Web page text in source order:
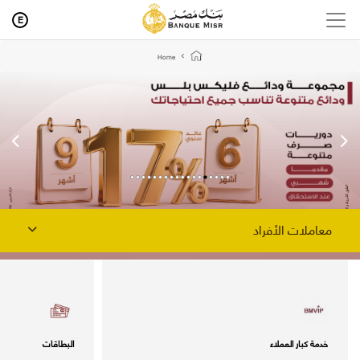
E
Home
معاملات الأفراد
خدمة كبار العملاء البطاقات